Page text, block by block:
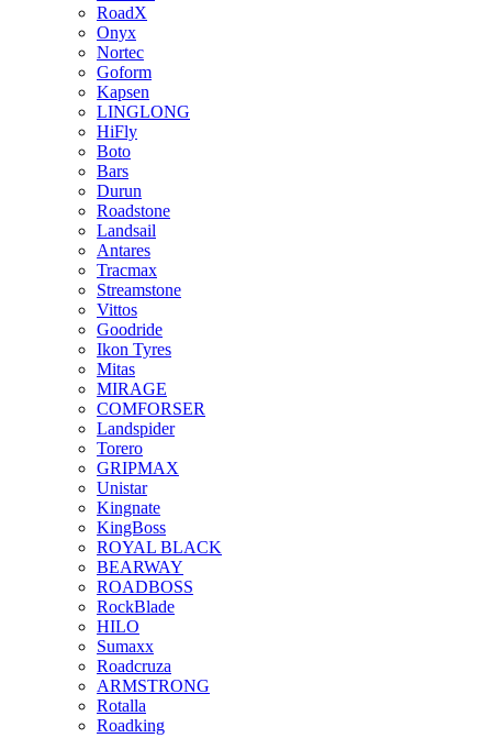
RoadX
Onyx
Nortec
Goform
Kapsen
LINGLONG
HiFly
Boto
Bars
Durun
Roadstone
Landsail
Antares
Tracmax
Streamstone
Vittos
Goodride
Ikon Tyres
Mitas
MIRAGE
COMFORSER
Landspider
Torero
GRIPMAX
Unistar
Kingnate
KingBoss
ROYAL BLACK
BEARWAY
ROADBOSS
RockBlade
HILO
Sumaxx
Roadcruza
ARMSTRONG
Rotalla
Roadking